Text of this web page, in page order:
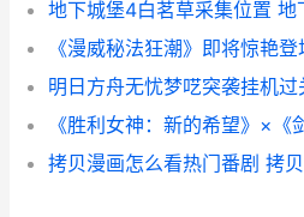
地下城堡4白茗草采集位置 地